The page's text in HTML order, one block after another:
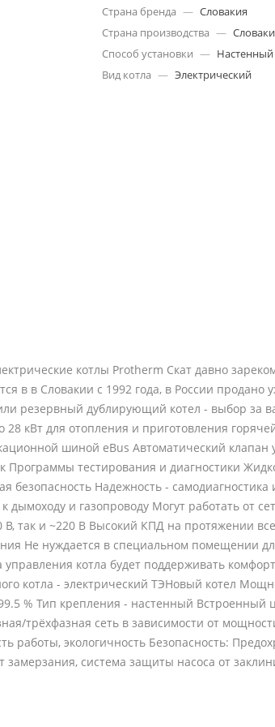
Страна бренда — Словакия
Страна производства —
Способ установки — Настенный
Вид котла — Электрический
котлы Protherm Скат давно
в в Словакии с 1992 года, в России продано
резервный дублирующий котел - выбор за
кВт для отопления и приготовления
шиной eBus Автоматический клапан
тестирования и диагностики
Надежность - самодиагностика
и газопроводу Могут работать от
так и ~220 В Высокий КПД на протяжении
Не нуждается в специальном помещении
котла будет поддерживать
котла - электрический ТЭНовый котел
% Тип крепления - настенный Встроенный
трёхфазная сеть в зависимости от
работы, экологичность Безопасность:
система защиты насоса от